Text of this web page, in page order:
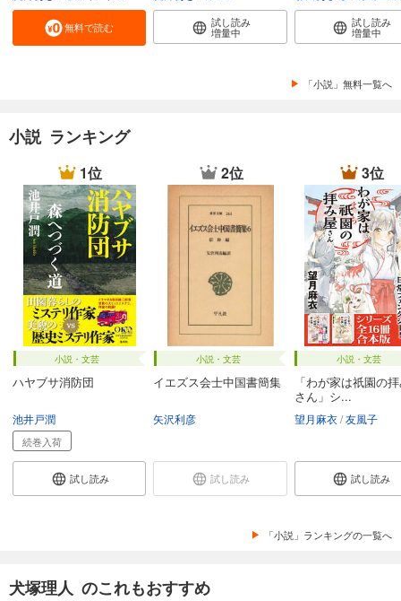
無料で読む 試し読み
増量中
試し読み
増量中
「小説」無料一覧へ
小説 ランキング
1位
小説・文芸
ハヤブサ消防団
池井戸潤
続巻入荷
試し読み
2位
小説・文芸
イエズス会士中国書簡集
矢沢利彦
試し読み
3位
小説・文芸
「わが家は祇園の
さん」シ...
望月麻衣 友風子
試し読み
「小説」ランキングの一覧へ
犬塚理人 のこれもおすすめ